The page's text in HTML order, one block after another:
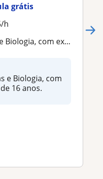
grátis
h
de mais de 16 anos
e Biologia, com
16 anos.